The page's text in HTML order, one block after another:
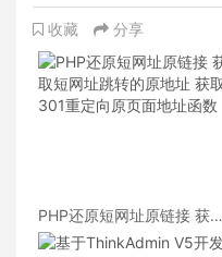
收藏 分享
PHP还原短网址原链接 获取
短网址跳转的原地址 获取
301重定向原页面地址函数